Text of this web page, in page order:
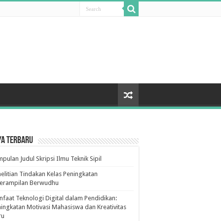
Terbaru
Judul Skripsi Ilmu Teknik Sipil
Tindakan Kelas Peningkatan
Berwudhu
Teknologi Digital dalam Pendidikan:
Motivasi Mahasiswa dan Kreativitas